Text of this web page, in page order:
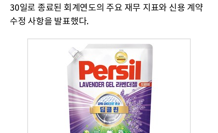
30일로 종료된 회계연도의 주요 재무 지표와 신용 계약
수정 사항을 발표했다.